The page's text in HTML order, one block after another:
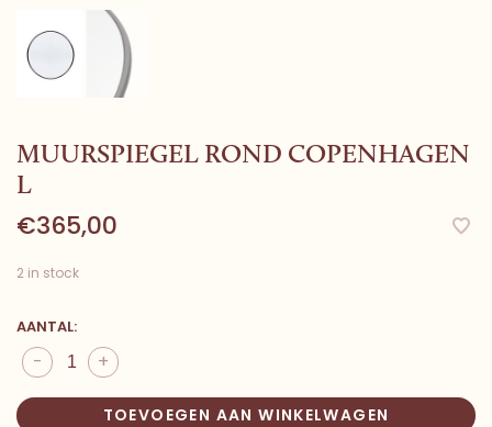
MUURSPIEGEL ROND COPENHAGEN
L
€365,00
2 in stock
AANTAL:
+
-
TOEVOEGEN AAN WINKELWAGEN